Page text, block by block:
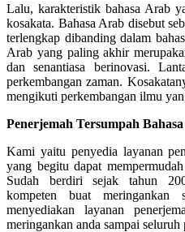
Lalu, karakteristik bahasa Arab
kosakata. Bahasa Arab disebut
terlengkap dibanding dalam
Arab yang paling akhir
dan senantiasa berinovasi.
perkembangan zaman.
mengikuti perkembangan ilmu
Penerjemah Tersumpah
Kami yaitu penyedia layanan
yang begitu dapat
Sudah berdiri sejak tahun
kompeten buat meringankan
menyediakan layanan
meringankan anda sampai seluruh